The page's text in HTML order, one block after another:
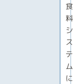
食
料
シ
ス
テ
ム
に